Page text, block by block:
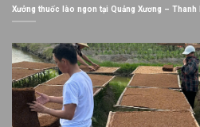
Xưởng thuốc lào ngon tại Quảng Xương – Thanh